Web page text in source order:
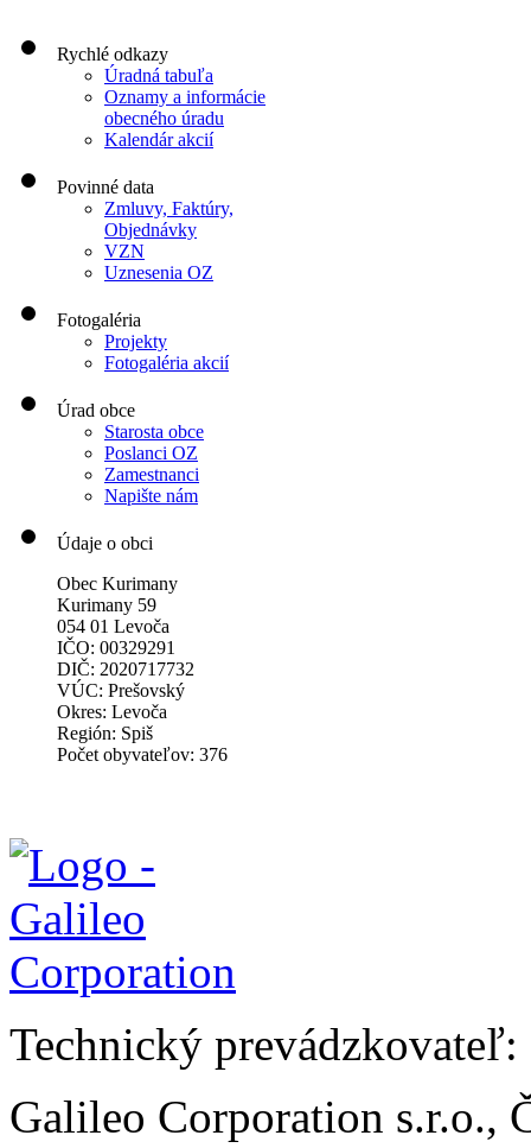
Rychlé odkazy
Úradná tabuľa
Oznamy a informácie
obecného úradu
Kalendár akcií
Povinné data
Zmluvy, Faktúry,
Objednávky
VZN
Uznesenia OZ
Fotogaléria
Projekty
Fotogaléria akcií
Úrad obce
Starosta obce
Poslanci OZ
Zamestnanci
Napište nám
Údaje o obci
Obec Kurimany
Kurimany 59
054 01 Levoča
IČO: 00329291
DIČ: 2020717732
VÚC: Prešovský
Okres: Levoča
Región: Spiš
Počet obyvateľov: 376
Technický prevádzkovateľ:
Galileo Corporation s.r.o.,